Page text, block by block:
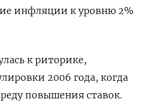
инфляции к уровню 2%
к риторике,
2006 года, когда
повышения ставок.